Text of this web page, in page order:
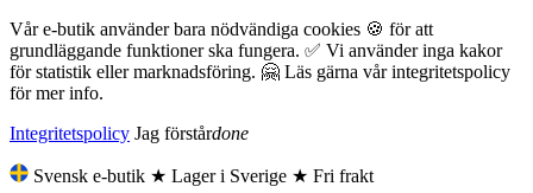
Vår e-butik använder bara nödvändiga cookies 🍪 för att
grundläggande funktioner ska fungera. ✅ Vi använder inga kakor
för statistik eller marknadsföring. 🤗 Läs gärna vår integritetspolicy
för mer info.
Integritetspolicy Jag förstårdone
Svensk e-butik ★ Lager i Sverige ★ Fri frakt